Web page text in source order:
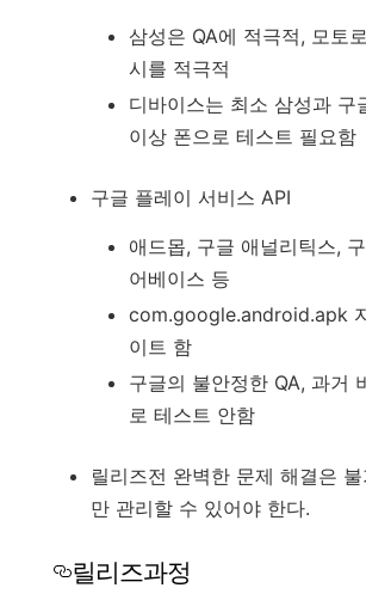
삼성은 QA에 적극적, 모토
시를 적극적
디바이스는 최소 삼성과 구
이상 폰으로 테스트 필요함
구글 플레이 서비스 API
애드몹, 구글 애널리틱스,
어베이스 등
com.google.android.apk
이트 함
구글의 불안정한 QA, 과거
로 테스트 안함
릴리즈전 완벽한 문제 해결은
만 관리할 수 있어야 한다.
릴리즈과정